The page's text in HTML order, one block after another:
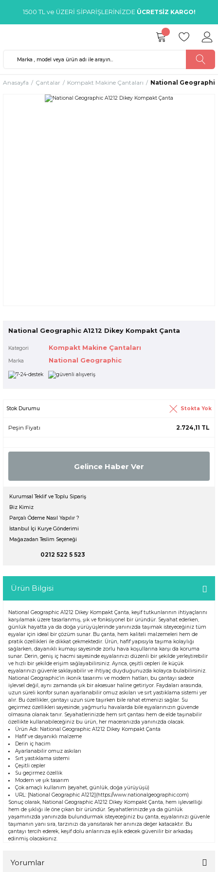
1500 TL ve ÜZERİ SİPARİŞLERİNİZDE ÜCRETSİZ KARGO!
Anasayfa Çantalar Kompakt Makine Çantaları National Geographic
National Geographic A1212 Dikey Kompakt Çanta
Kategori Kompakt Makine Çantaları
Marka National Geographic
Stok Durumu Stokta Yok
Peşin Fiyatı 2.724,11 TL
Gelince Haber Ver
Kurumsal Teklif ve Toplu Sipariş
Biz Kimiz
Parçalı Ödeme Nasıl Yapılır ?
İstanbul İçi Kurye Gönderimi
Mağazadan Teslim Seçeneği
0212 522 5 523
Ürün Bilgisi
National Geographic A1212 Dikey Kompakt Çanta, keşif tutkunlarının ihtiyaçlarını
karşılamak üzere tasarlanmış, şık ve fonksiyonel bir üründür. Seyahat ederken,
günlük hayatta ya da doğa yürüyüşlerinde yanınızda taşımak isteyeceğiniz tüm
eşyalar için ideal bir çözüm sunar. Bu çanta, hem kaliteli malzemeleri hem de
pratik özellikleri ile dikkat çekmektedir. Ürün, hafif yapısıyla taşıma kolaylığı
sağlarken, dayanıklı kumaşı sayesinde zorlu hava koşullarına karşı da koruma
sunar. Derin, geniş iç hacmi sayesinde eşyalarınızı düzenli bir şekilde yerleştirebilir
ve hızlı bir şekilde erişim sağlayabilirsiniz. Ayrıca, çeşitli cepleri ile küçük
eşyalarınızı güvenle saklayabilir ve ihtiyaç duyduğunuzda kolayca bulabilirsiniz.
National Geographic’in ikonik tasarımı ve modern hatları, bu çantayı sadece
işlevsel değil, aynı zamanda şık bir aksesuar haline getiriyor. Faydaları arasında,
uzun süreli konfor sunan ayarlanabilir omuz askıları ve sırt yastıklama sistemi yer
alır. Bu özellikler, çantayı uzun süre taşırken bile rahat etmenizi sağlar. Su
geçirmez özellikleri sayesinde, yağmurlu havalarda bile eşyalarınızın güvende
olmasına olanak tanır. Seyahatlerinizde hem sırt çantası hem de elde taşınabilir
özellikte kullanabileceğiniz bu ürün, her maceranızda yanınızda olacak.
Ürün Adı: National Geographic A1212 Dikey Kompakt Çanta
Hafif ve dayanıklı malzeme
Derin iç hacim
Ayarlanabilir omuz askıları
Sırt yastıklama sistemi
Çeşitli cepler
Su geçirmez özellik
Modern ve şık tasarım
Çok amaçlı kullanım (seyahet, günlük, doğa yürüyüşü)
URL: [National Geographic A1212](https://www.nationalgeographic.com)
Sonuç olarak, National Geographic A1212 Dikey Kompakt Çanta, hem işlevselliği
hem de şıklığı ile öne çıkan bir üründür. Seyahatlerinizde ya da günlük
yaşamınızda yanınızda bulundurmak isteyeceğiniz bu çanta, eşyalarınızı güvenle
taşımanın yanı sıra, tarzınızı da yansıtarak her anınıza değer katacaktır. Bu
çantayı tercih ederek, keşif dolu anlarınıza eşlik edecek güvenilir bir arkadaş
edinmiş olacaksınız.
Yorumlar